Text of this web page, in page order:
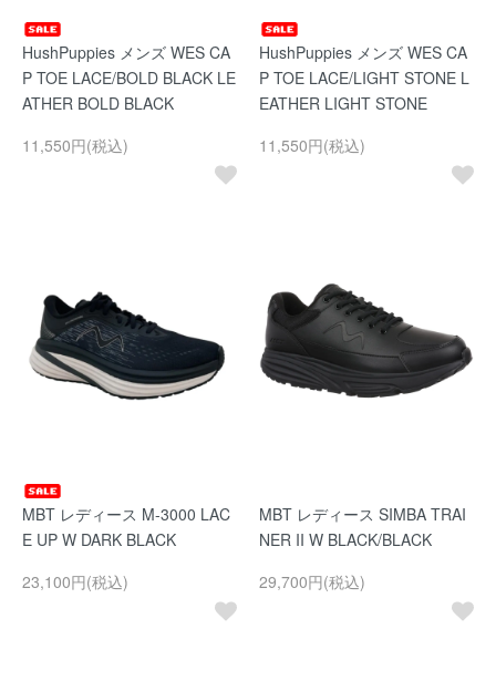
HushPuppies メンズ WES CA
P TOE LACE/BOLD BLACK LE
ATHER BOLD BLACK
11,550円(税込)
HushPuppies メンズ WES CA
P TOE LACE/LIGHT STONE L
EATHER LIGHT STONE
11,550円(税込)
MBT レディース M-3000 LAC
E UP W DARK BLACK
23,100円(税込)
MBT レディース SIMBA TRAI
NER II W BLACK/BLACK
29,700円(税込)